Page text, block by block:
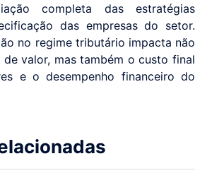
completa das estratégias
das empresas do setor.
no regime tributário impacta não
de valor, mas também o custo final
e o desempenho financeiro do